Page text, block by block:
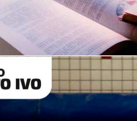
FUNDAMENTAL
Reduzidas
NOVOS
em Contato